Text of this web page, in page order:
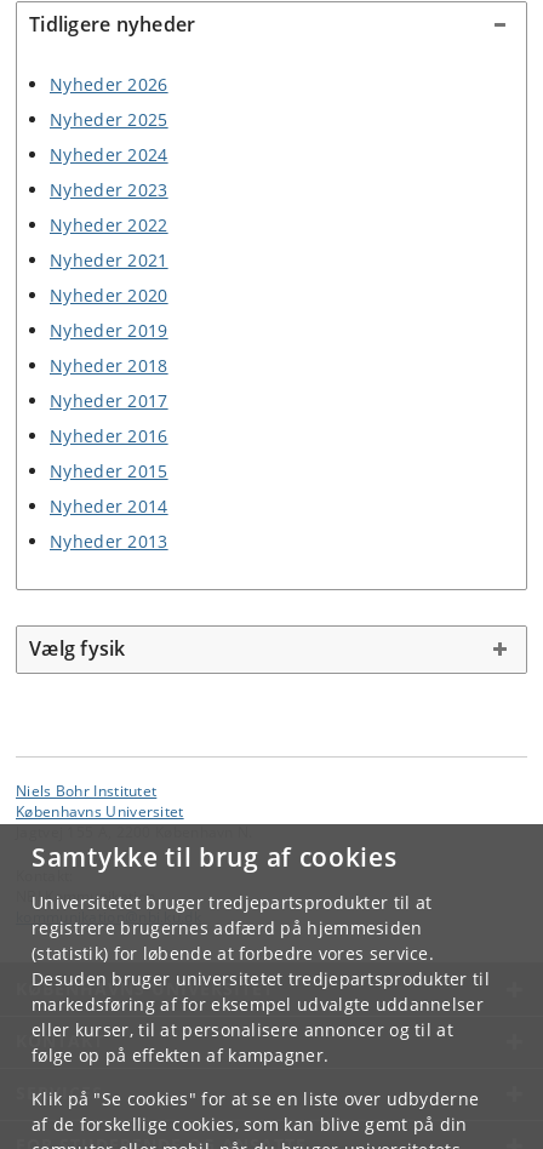
Samtykke til brug af cookies
Universitetet bruger tredjepartsprodukter til at
registrere brugernes adfærd på hjemmesiden
(statistik) for løbende at forbedre vores service.
Desuden bruger universitetet tredjepartsprodukter til
markedsføring af for eksempel udvalgte uddannelser
eller kurser, til at personalisere annoncer og til at
følge op på effekten af kampagner.
Klik på "Se cookies" for at se en liste over udbyderne
af de forskellige cookies, som kan blive gemt på din
Tidligere nyheder
Nyheder 2026
Nyheder 2025
Nyheder 2024
Nyheder 2023
Nyheder 2022
Nyheder 2021
Nyheder 2020
Nyheder 2019
Nyheder 2018
Nyheder 2017
Nyheder 2016
Nyheder 2015
Nyheder 2014
Nyheder 2013
Vælg fysik
Niels Bohr Institutet
Københavns Universitet
NBI Kommunikation
ku.dk
KØBENHAVNS UNIVERSITET
KONTAKT
SERVICES